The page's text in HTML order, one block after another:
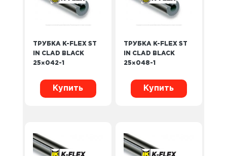
ТРУБКА K-FLEX ST
IN CLAD BLACK
25×042-1
Купить
ТРУБКА K-FLEX ST
IN CLAD BLACK
25×048-1
Купить